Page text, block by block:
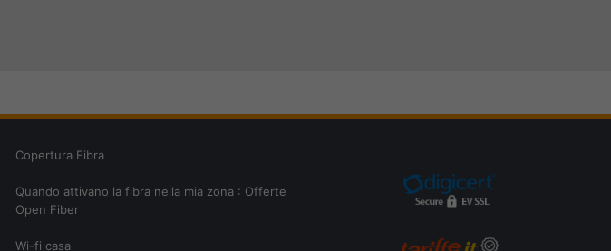
Copertura Fibra
Quando attivano la fibra nella mia zona : Offerte
Open Fiber
Wi-fi casa